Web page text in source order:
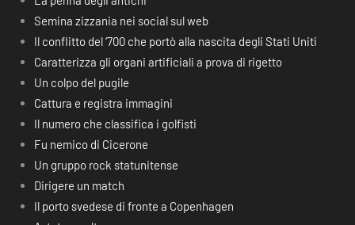
Semina zizzania nei social sul web
Il conflitto del ‘700 che portò alla nascita degli Stati Uniti
Caratterizza gli organi artificiali a prova di rigetto
Un colpo del pugile
Cattura e registra immagini
Il numero che classifica i golfisti
Fu nemico di Cicerone
Un gruppo rock statunitense
Dirigere un match
Il porto svedese di fronte a Copenhagen